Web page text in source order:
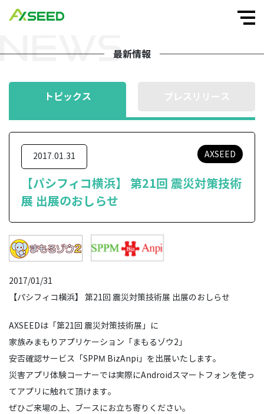
最新情報
トピックス
2017.01.31 AXSEED
【パシフィコ横浜】 第21回 震災対策技術
展 出展のおしらせ
2017/01/31
【パシフィコ横浜】 第21回 震災対策技術展 出展のおしらせ
AXSEEDは「第21回 震災対策技術展」に
家族みまもりアプリケーション「まもるゾウ2」
安否確認サービス「SPPM BizAnpi」を出展いたします。
災害アプリ体験コーナーでは実際にAndroidスマートフォンを使っ
てアプリに触れて頂けます。
ぜひご来場の上、ブースにお立ち寄りください。